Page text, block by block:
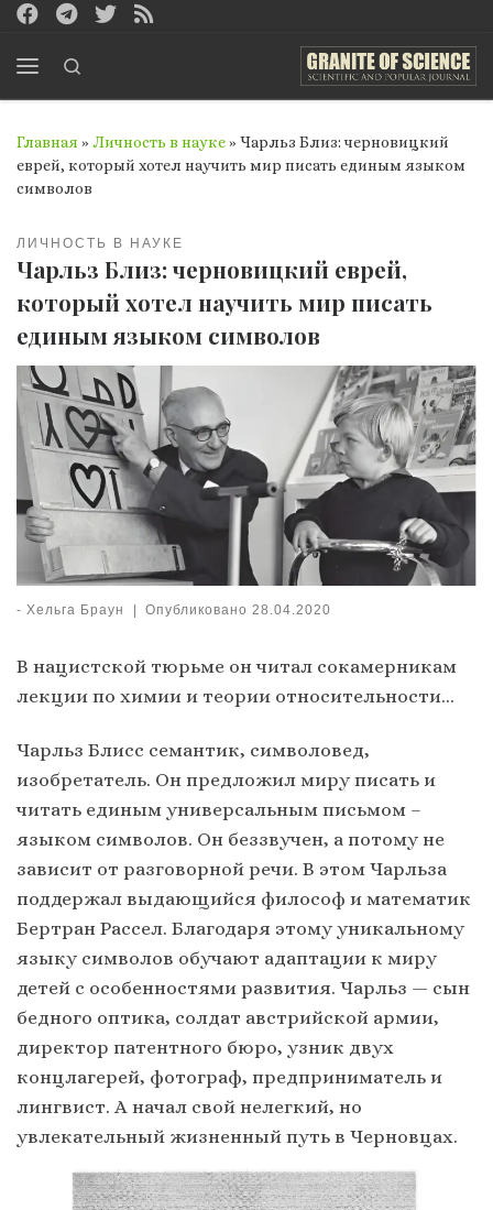
Перейти к содержимому
Главная » Личность в науке» Чарльз Близ: черновицкий
еврей, который хотел научить мир писать единым языком
символов
ЛИЧНОСТЬ В НАУКЕ
Чарльз Близ: черновицкий еврей,
который хотел научить мир писать
единым языком символов
- Хельга Браун | Опубликовано 28.04.2020
В нацистской тюрьме он читал сокамерникам
лекции по химии и теории относительности…
Чарльз Блисс семантик, символовед,
изобретатель. Он предложил миру писать и
читать единым универсальным письмом –
языком символов. Он беззвучен, а потому не
зависит от разговорной речи. В этом Чарльза
поддержал выдающийся философ и математик
Бертран Рассел. Благодаря этому уникальному
языку символов обучают адаптации к миру
детей с особенностями развития. Чарльз — сын
бедного оптика, солдат австрийской армии,
директор патентного бюро, узник двух
концлагерей, фотограф, предприниматель и
лингвист. А начал свой нелегкий, но
увлекательный жизненный путь в Черновцах.